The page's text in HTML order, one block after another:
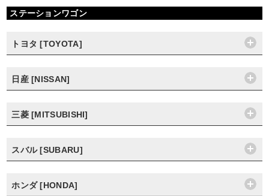
ステーションワゴン
トヨタ [TOYOTA]
日産 [NISSAN]
三菱 [MITSUBISHI]
スバル [SUBARU]
ホンダ [HONDA]